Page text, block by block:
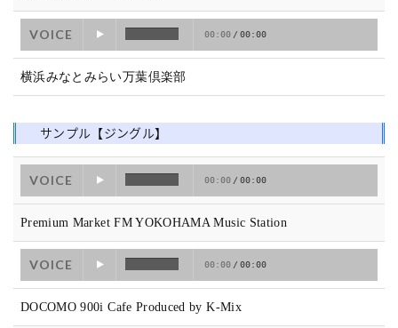
VOICE 00:00 / 00:00
横浜みなとみらい万葉倶楽部
サンプル【ジングル】
VOICE 00:00 / 00:00
Premium Market FM YOKOHAMA Music Station
VOICE 00:00 / 00:00
DOCOMO 900i Cafe Produced by K-Mix